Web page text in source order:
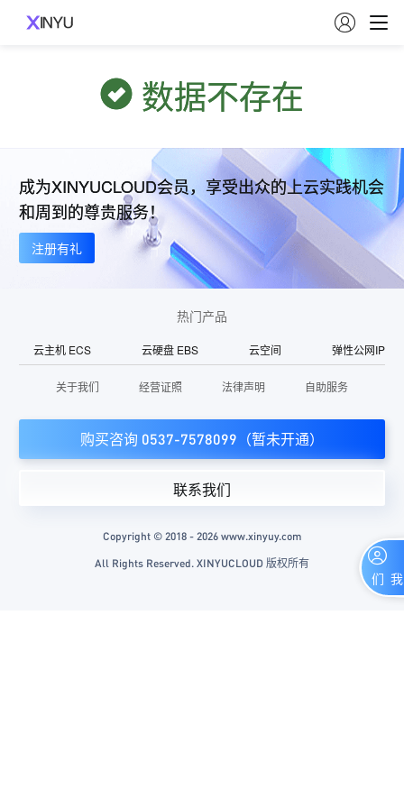

数据不存在
成为XINYUCLOUD会员，享受出众的上云实践机会
和周到的尊贵服务！
注册有礼
热门产品
云主机 ECS 云硬盘 EBS 云空间 弹性公网IP
关于我们 经营证照 法律声明 自助服务
购买咨询 0537-7578099（暂未开通）
联系我们
Copyright © 2018 - 2026 www.xinyuy.com
All Rights Reserved. XINYUCLOUD 版权所有
联系我们